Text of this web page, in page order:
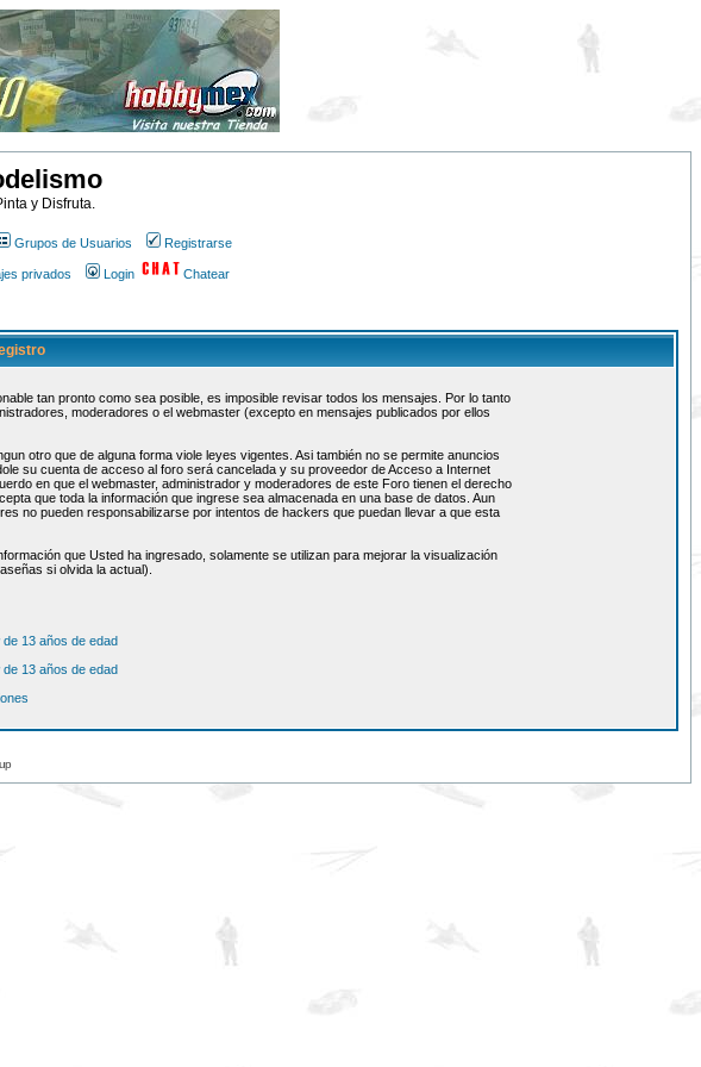
y Disfruta.
Grupos de Usuarios Registrarse
privados Login Chatear
tan pronto como sea posible, es imposible revisar todos los mensajes. Por lo tanto
moderadores o el webmaster (excepto en mensajes publicados por ellos
otro que de alguna forma viole leyes vigentes. Asi también no se permite anuncios
su cuenta de acceso al foro será cancelada y su proveedor de Acceso a Internet
en que el webmaster, administrador y moderadores de este Foro tienen el derecho
que toda la información que ingrese sea almacenada en una base de datos. Aun
no pueden responsabilizarse por intentos de hackers que puedan llevar a que esta
que Usted ha ingresado, solamente se utilizan para mejorar la visualización
si olvida la actual).
de 13 años de edad
de 13 años de edad